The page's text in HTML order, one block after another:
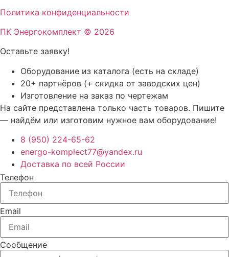
Политика конфиденциальности
ПК Энергокомплект © 2026
Оставьте заявку!
Оборудование из каталога (есть на складе)
20+ партнёров (+ скидка от заводских цен)
Изготовление на заказ по чертежам
На сайте представлена только часть товаров. Пишите
— найдём или изготовим нужное вам оборудование!
8 (950) 224-65-62
energo-komplect77@yandex.ru
Доставка по всей России
Телефон
Email
Сообщение